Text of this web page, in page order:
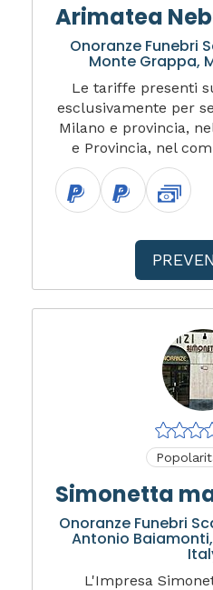
Arimatea
Onoranze Funebri
Monte Grappa,
Le tariffe presenti
esclusivamente per
Milano e provincia,
e Provincia, nel
Simonetta
Onoranze Funebri
Antonio Baiamonti,
L'Impresa